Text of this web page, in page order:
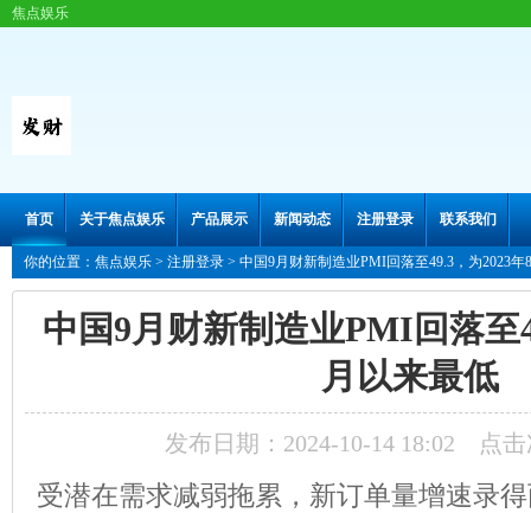
焦点娱乐
首页 关于焦点娱乐 产品展示 新闻动态 注册登录 联系我们
你的位置： 焦点娱乐 > 注册登录 > 中国9月财新制造业PMI回落至49.3，为2023年
中国9月财新制造业PMI回落至
月以来最低
发布日期：2024-10-14 18:02 点击
受潜在需求减弱拖累，新订单量增速录